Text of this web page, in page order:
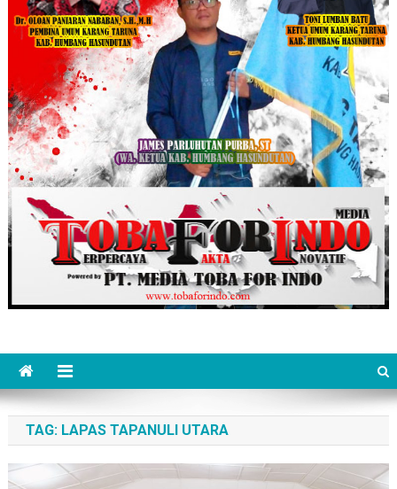
TAG: LAPAS TAPANULI UTARA